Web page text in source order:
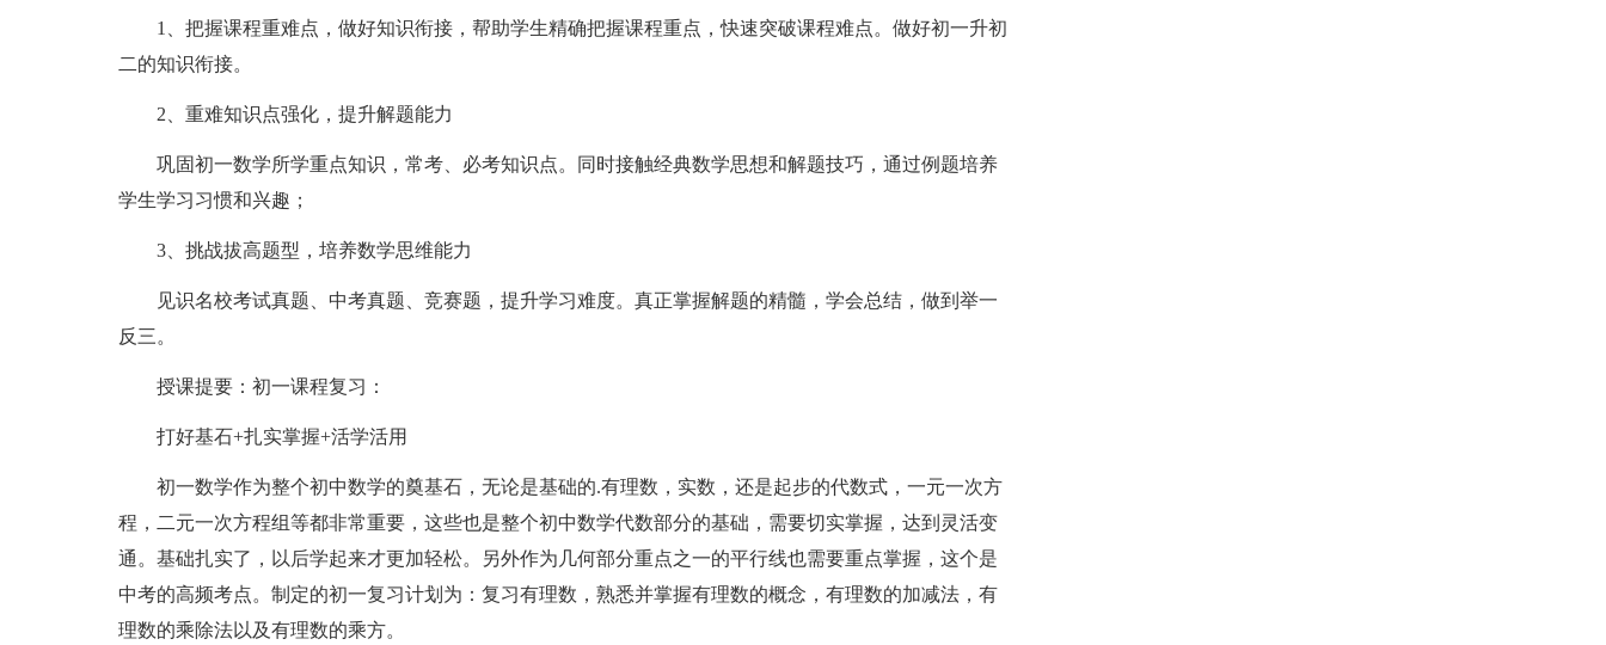
1、把握课程重难点，做好知识衔接，帮助学生精确把握课程重点，快速突破课程难点。做好初一升初
二的知识衔接。
2、重难知识点强化，提升解题能力
巩固初一数学所学重点知识，常考、必考知识点。同时接触经典数学思想和解题技巧，通过例题培养
学生学习习惯和兴趣；
3、挑战拔高题型，培养数学思维能力
见识名校考试真题、中考真题、竞赛题，提升学习难度。真正掌握解题的精髓，学会总结，做到举一
反三。
授课提要：初一课程复习：
打好基石+扎实掌握+活学活用
初一数学作为整个初中数学的奠基石，无论是基础的.有理数，实数，还是起步的代数式，一元一次方
程，二元一次方程组等都非常重要，这些也是整个初中数学代数部分的基础，需要切实掌握，达到灵活变
通。基础扎实了，以后学起来才更加轻松。另外作为几何部分重点之一的平行线也需要重点掌握，这个是
中考的高频考点。制定的初一复习计划为：复习有理数，熟悉并掌握有理数的概念，有理数的加减法，有
理数的乘除法以及有理数的乘方。